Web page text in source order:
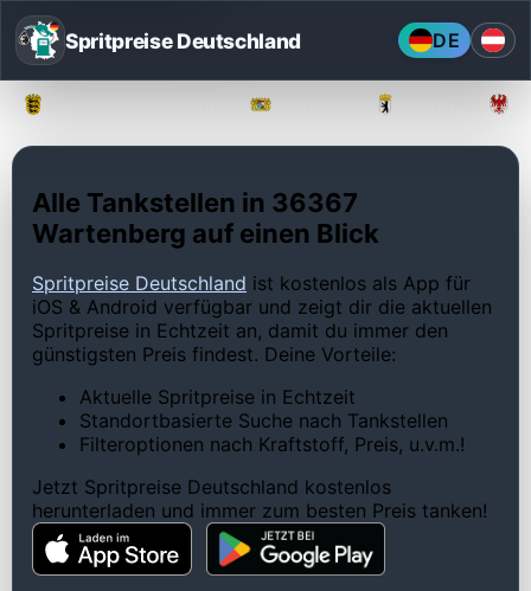
Spritpreise Deutschland DE
Alle Tankstellen in 36367
Wartenberg auf einen Blick
Spritpreise Deutschland ist kostenlos als App für
iOS & Android verfügbar und zeigt dir die aktuellen
Spritpreise in Echtzeit an, damit du immer den
günstigsten Preis findest. Deine Vorteile:
Aktuelle Spritpreise in Echtzeit
Standortbasierte Suche nach Tankstellen
Filteroptionen nach Kraftstoff, Preis, u.v.m.!
Jetzt Spritpreise Deutschland kostenlos
herunterladen und immer zum besten Preis tanken!